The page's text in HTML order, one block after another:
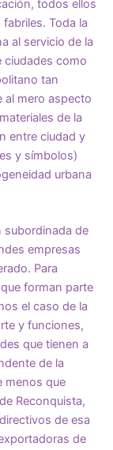
todos ellos
Toda la
al servicio de la
ciudades como
tan
al mero aspecto
de la
entre ciudad y
y símbolos)
urbana
subordinada de
empresas
Para
forman parte
el caso de la
y funciones,
que tienen a
de la
menos que
Reconquista,
de esa
de